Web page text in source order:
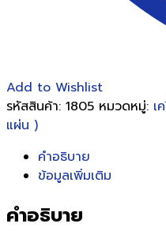
Add to Wishlist
รหัสสินค้า: 1805 หมวดหมู่: เ
แผ่น )
คำอธิบาย
ข้อมูลเพิ่มเติม
คำอธิบาย